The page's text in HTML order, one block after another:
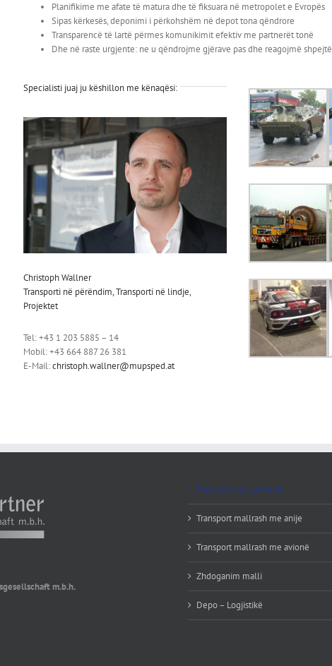
Planifikime me afate të matura dhe të fiksuara në metropolet e Evropës
Sipas kërkesës, deponimi i përkohshëm në depot tona qëndrore
Transparencë të lartë përmes komunikimit efektiv me partnerët tonë
Dhe në raste urgjente: ne u qëndrojme gjërave pas dhe reagojmë shpejtë
Specialisti juaj ju këshillon me kënaqësi:
Christoph Wallner
Transporti në përëndim, Transporti në lindje,
Projektet
Tel: +43 1 203 5885 – 14
Mobil: +43 664 887 26 381
E-Mail:christoph.wallner@mupsped.at
m.b.h.
Transport me kamionë
Transport mallrash me anije
Transport mallrash me avionë
Zhdoganim malli
Depo – Logjistikë